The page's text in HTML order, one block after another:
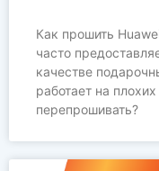
Как прошить
часто
качестве
работает на
перепрошивать?